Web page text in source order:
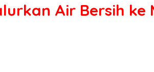
Air Bersih